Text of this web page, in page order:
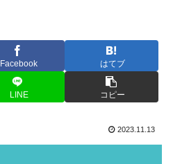
Facebook はてブ
LINE コピー
2023.11.13